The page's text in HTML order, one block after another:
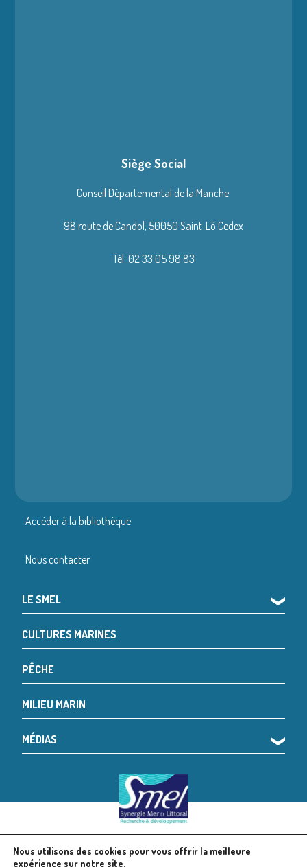
Siège Social
Conseil Départemental de la Manche
98 route de Candol, 50050 Saint-Lô Cedex
Tél. 02 33 05 98 83
Accéder à la bibliothèque
Nous contacter
LE SMEL ❯
CULTURES MARINES
PÊCHE
MILIEU MARIN
MÉDIAS ❯
© 2024 SMEL Mentions légales
Nous utilisons des cookies pour vous offrir la meilleure
expérience sur notre site.